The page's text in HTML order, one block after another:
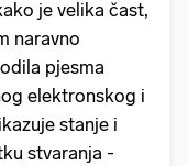
je velika čast,
naravno
pjesma
elektronskog i
stanje i
stvaranja -